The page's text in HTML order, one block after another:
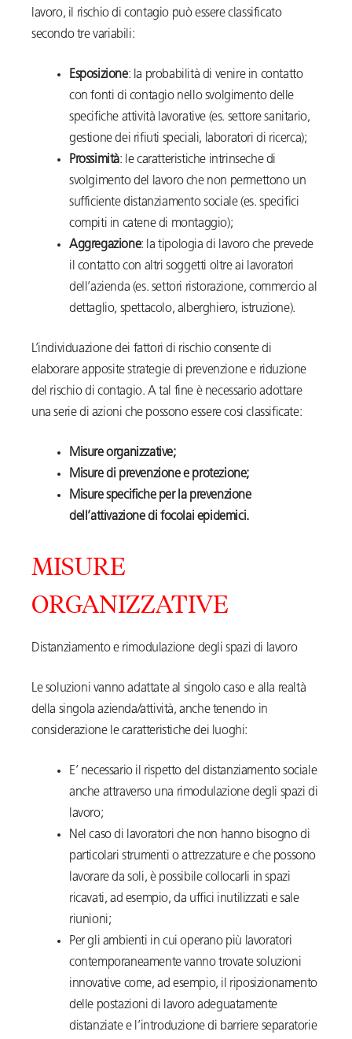
lavoro, il rischio di contagio può essere classificato
secondo tre variabili:
Esposizione: la probabilità di venire in contatto
con fonti di contagio nello svolgimento delle
specifiche attività lavorative (es. settore sanitario,
gestione dei rifiuti speciali, laboratori di ricerca);
Prossimità: le caratteristiche intrinseche di
svolgimento del lavoro che non permettono un
sufficiente distanziamento sociale (es. specifici
compiti in catene di montaggio);
Aggregazione: la tipologia di lavoro che prevede
il contatto con altri soggetti oltre ai lavoratori
dell’azienda (es. settori ristorazione, commercio al
dettaglio, spettacolo, alberghiero, istruzione).
L’individuazione dei fattori di rischio consente di
elaborare apposite strategie di prevenzione e riduzione
del rischio di contagio. A tal fine è necessario adottare
una serie di azioni che possono essere cosi classificate:
Misure organizzative;
Misure di prevenzione e protezione;
Misure specifiche per la prevenzione
dell’attivazione di focolai epidemici.
MISURE
ORGANIZZATIVE
Distanziamento e rimodulazione degli spazi di lavoro
Le soluzioni vanno adattate al singolo caso e alla realtà
della singola azienda/attività, anche tenendo in
considerazione le caratteristiche dei luoghi:
E’ necessario il rispetto del distanziamento sociale
anche attraverso una rimodulazione degli spazi di
lavoro;
Nel caso di lavoratori che non hanno bisogno di
particolari strumenti o attrezzature e che possono
lavorare da soli, è possibile collocarli in spazi
ricavati, ad esempio, da uffici inutilizzati e sale
riunioni;
Per gli ambienti in cui operano più lavoratori
contemporaneamente vanno trovate soluzioni
innovative come, ad esempio, il riposizionamento
delle postazioni di lavoro adeguatamente
distanziate e l’introduzione di barriere separatorie